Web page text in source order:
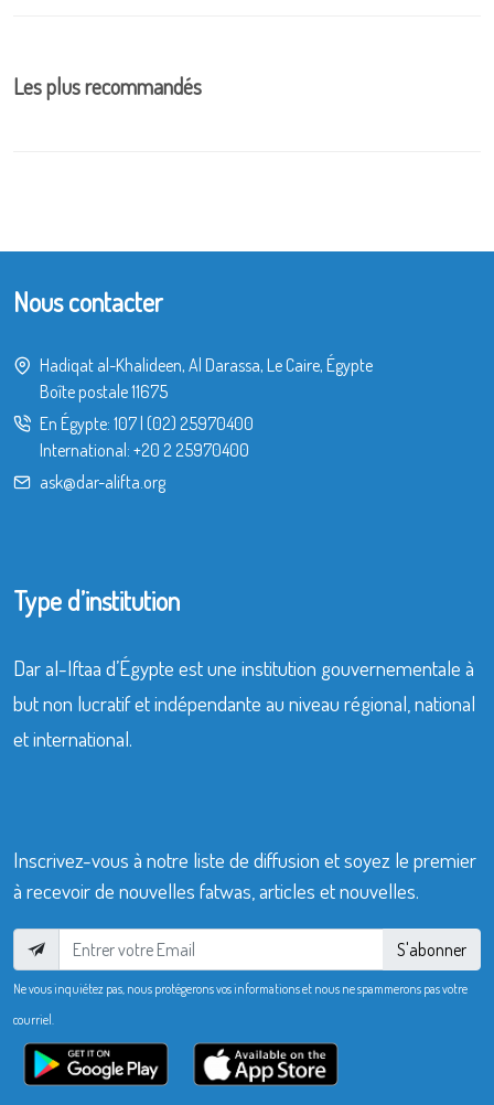
Les plus recommandés
Nous contacter
Hadiqat al-Khalideen, Al Darassa, Le Caire, Égypte
Boîte postale 11675
En Égypte: 107| (02) 25970400
International: +20 2 25970400
ask@dar-alifta.org
Type d’institution
Dar al-Iftaa d’Égypte est une institution gouvernementale à
but non lucratif et indépendante au niveau régional, national
et international.
Inscrivez-vous à notre liste de diffusion et soyez le premier
à recevoir de nouvelles fatwas, articles et nouvelles.
S'abonner
Ne vous inquiétez pas, nous protégerons vos informations et nous ne spammerons pas votre
courriel.